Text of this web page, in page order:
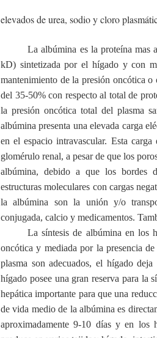
elevados de urea, sodio y cloro
La albúmina es la proteína mas
kD) sintetizada por el hígado y con
mantenimiento de la presión oncótica
del 35-50% con respecto al total de
la presión oncótica total del plasma
albúmina presenta una elevada carga
en el espacio intravascular. Esta
glomérulo renal, a pesar de que los
albúmina, debido a que los bordes
estructuras moleculares con cargas
la albúmina son la unión y/o
conjugada, calcio y medicamentos.
La síntesis de albúmina en los
oncótica y mediada por la presencia
plasma son adecuados, el hígado
hígado posee una gran reserva para la
hepática importante para que una
de vida medio de la albúmina es
aproximadamente 9-10 días y en los